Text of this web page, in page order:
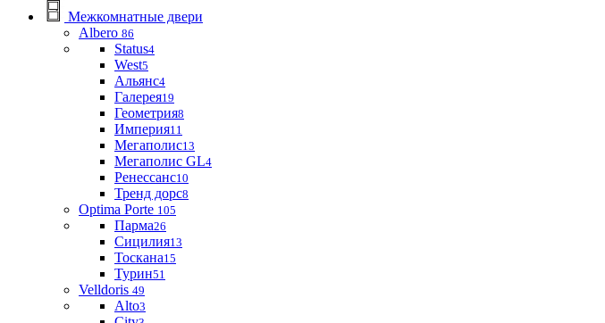
Межкомнатные двери
Albero 86
Status4
West5
Альянс4
Галерея19
Геометрия8
Империя11
Мегаполис13
Мегаполис GL4
Ренессанс10
Тренд дорс8
Optima Porte 105
Парма26
Сицилия13
Тоскана15
Турин51
Velldoris 49
Alto3